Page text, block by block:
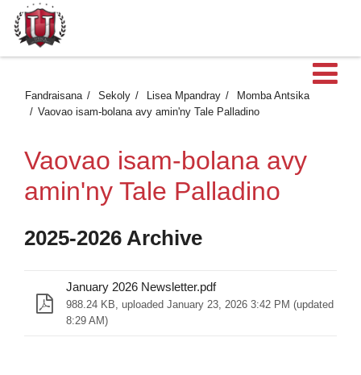
Fandraisana Sekoly Lisea Mpandray
Momba Antsika
Vaovao isam-bolana avy amin'ny Tale Palladino
Vaovao isam-bolana avy
amin'ny Tale Palladino
2025-2026 Archive
January 2026 Newsletter.pdf
988.24 KB, uploaded January 23, 2026 3:42 PM (updated
8:29 AM)